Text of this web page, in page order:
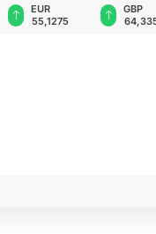
EUR
55,1275
GBP